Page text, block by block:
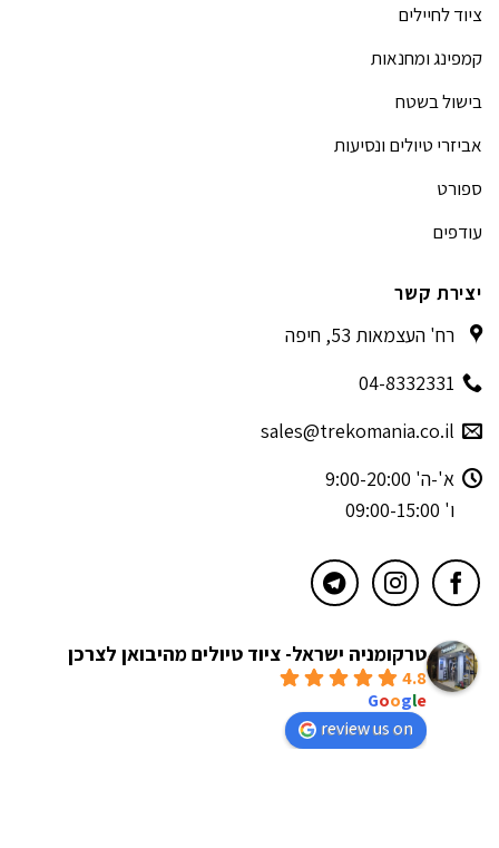
ציוד לחיילים
קמפינג ומחנאות
בישול בשטח
אביזרי טיולים ונסיעות
ספורט
עודפים
יצירת קשר
רח' העצמאות 53, חיפה
04-8332331
sales@trekomania.co.il
א'-ה' 9:00-20:00
ו' 09:00-15:00
טרקומניה ישראל- ציוד טיולים מהיבואן לצרכן
4.8
Google
review us on